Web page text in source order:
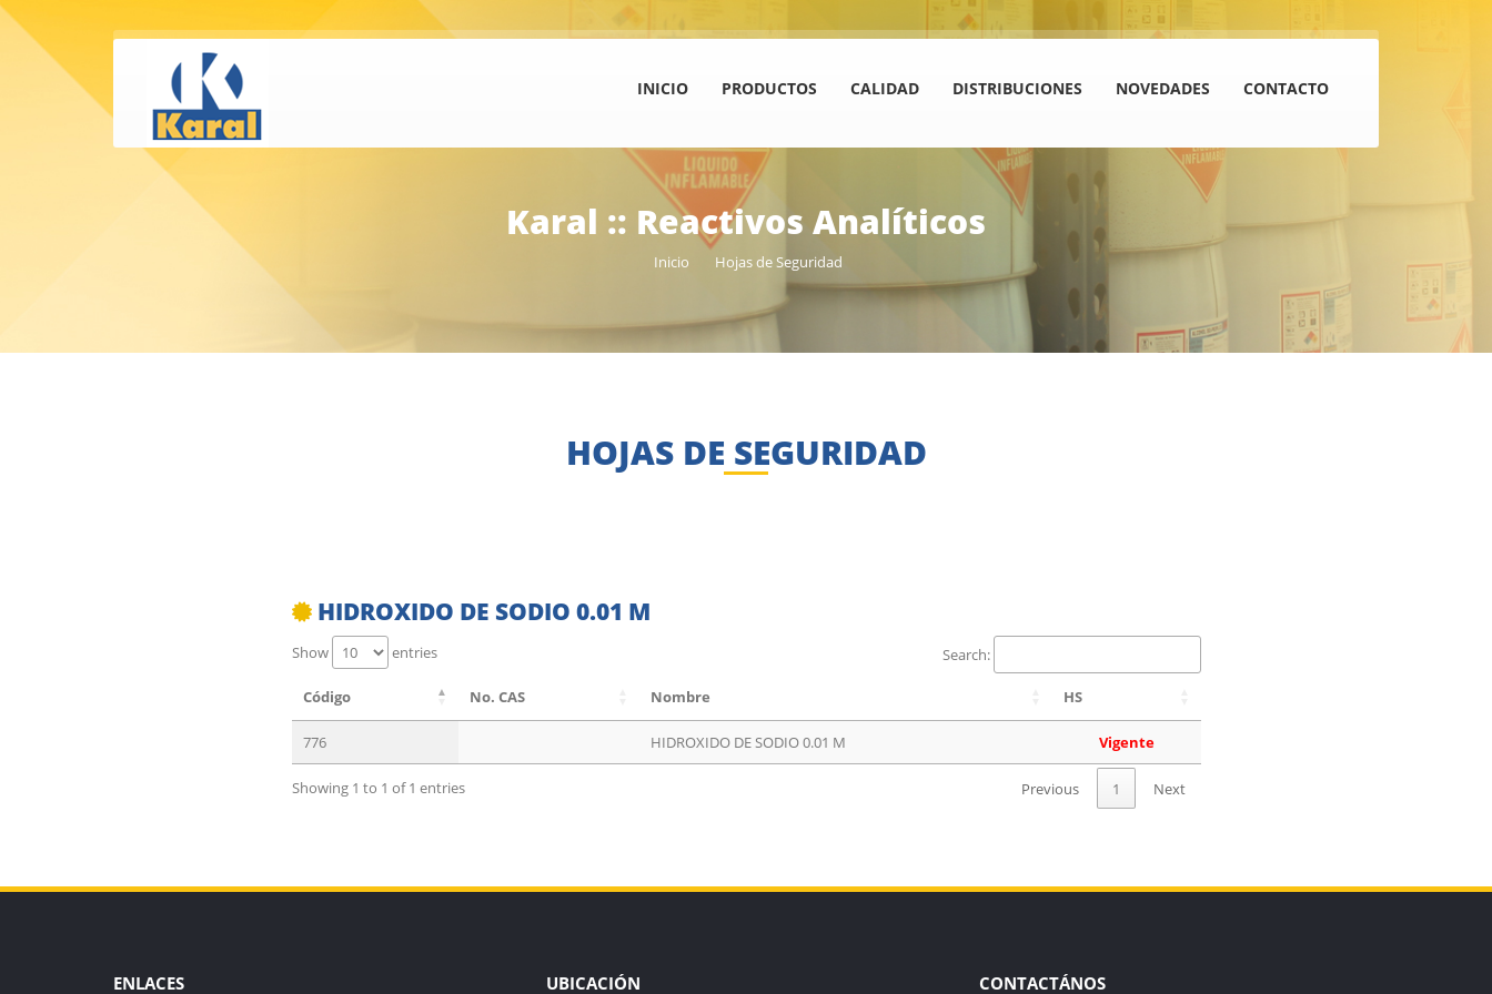
INICIO PRODUCTOS CALIDAD DISTRIBUCIONES NOVEDADES CONTACTO
Karal :: Reactivos Analíticos
Inicio Hojas de Seguridad
HOJAS DE SEGURIDAD
HIDROXIDO DE SODIO 0.01 M
Show entries Search:
Código No. CAS Nombre HS
776 HIDROXIDO DE SODIO 0.01 M Vigente
Showing 1 to 1 of 1 entries Previous 1 Next
ENLACES UBICACIÓN CONTACTÁNOS